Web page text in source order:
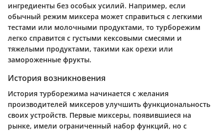
ингредиенты без особых усилий. Например, если
обычный режим миксера может справиться с легкими
тестами или молочными продуктами, то турборежим
легко справится с густыми кексовыми смесями и
тяжелыми продуктами, такими как орехи или
замороженные фрукты.
История возникновения
История турборежима начинается с желания
производителей миксеров улучшить функциональность
своих устройств. Первые миксеры, появившиеся на
рынке, имели ограниченный набор функций, но с